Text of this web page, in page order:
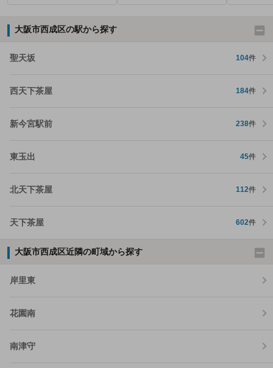
大阪市西成区の駅から探す
聖天坂 104件
西天下茶屋 184件
新今宮駅前 238件
東玉出 45件
北天下茶屋 112件
天下茶屋 602件
大阪市西成区近隣の町域から探す
岸里東
花園南
南津守